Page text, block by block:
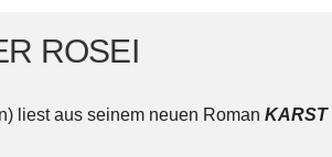
ROSEI
liest aus seinem neuen RomanKARST